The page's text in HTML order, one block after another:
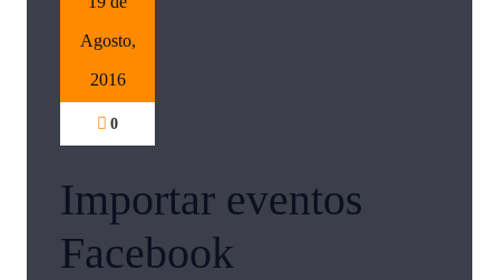
Agosto,
2016
0
Importar eventos
Facebook